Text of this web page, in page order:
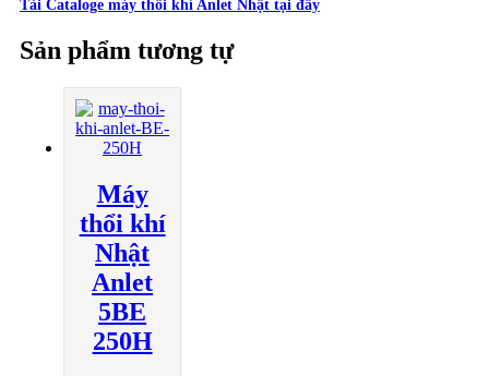
Tải Cataloge máy thổi khí Anlet Nhật tại đây
Sản phẩm tương tự
Máy
thổi khí
Nhật
Anlet
5BE
250H